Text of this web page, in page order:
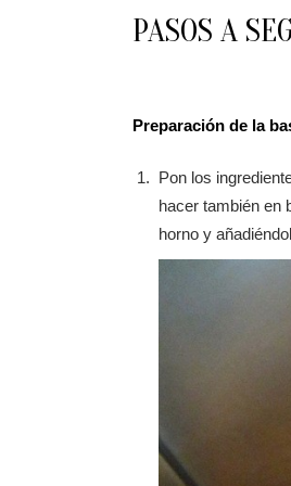
PASOS A
Preparación de la
Pon los
hacer también en
horno y